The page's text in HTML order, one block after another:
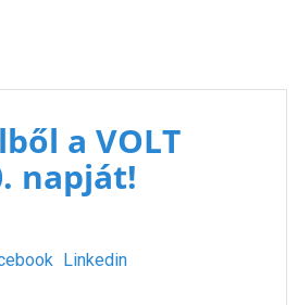
a VOLT
napját!
Linkedin